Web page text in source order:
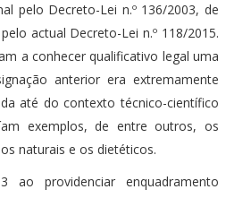
pelo Decreto-Lei n.º 136/2003, de
actual Decreto-Lei n.º 118/2015.
a conhecer qualificativo legal uma
anterior era extremamente
até do contexto técnico-científico
exemplos, de entre outros, os
naturais e os dietéticos.
ao providenciar enquadramento